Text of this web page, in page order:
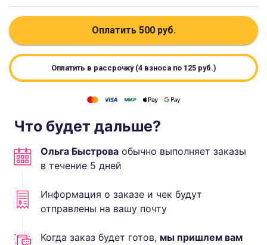
Оплатить 500руб.
Оплатить в рассрочку (4 взноса по 125руб.)
Что будет дальше?
Ольга Быстрова обычно выполняет заказы
в течение 5 дней
Информация о заказе и чек будут
отправлены на вашу почту
Когда заказ будет готов, мы пришлем вам